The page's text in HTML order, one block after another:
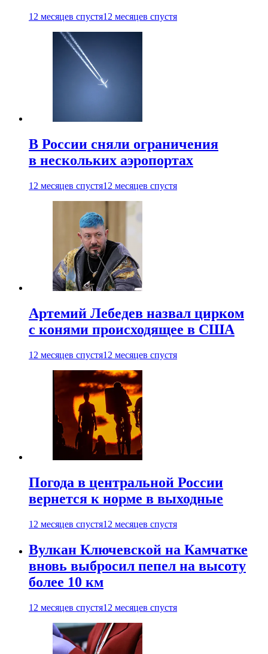
12 месяцев спустя12 месяцев спустя
В России сняли ограничения
в нескольких аэропортах
12 месяцев спустя12 месяцев спустя
Артемий Лебедев назвал цирком
с конями происходящее в США
12 месяцев спустя12 месяцев спустя
Погода в центральной России
вернется к норме в выходные
12 месяцев спустя12 месяцев спустя
Вулкан Ключевской на Камчатке
вновь выбросил пепел на высоту
более 10 км
12 месяцев спустя12 месяцев спустя